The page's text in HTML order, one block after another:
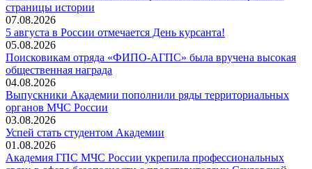
страницы истории
07.08.2026
5 августа в России отмечается День курсанта!
05.08.2026
Поисковикам отряда «ФИПО-АГПС» была вручена высокая
общественная награда
04.08.2026
Выпускники Академии пополнили ряды территориальных
органов МЧС России
03.08.2026
Успей стать студентом Академии
01.08.2026
Академия ГПС МЧС России укрепила профессиональных